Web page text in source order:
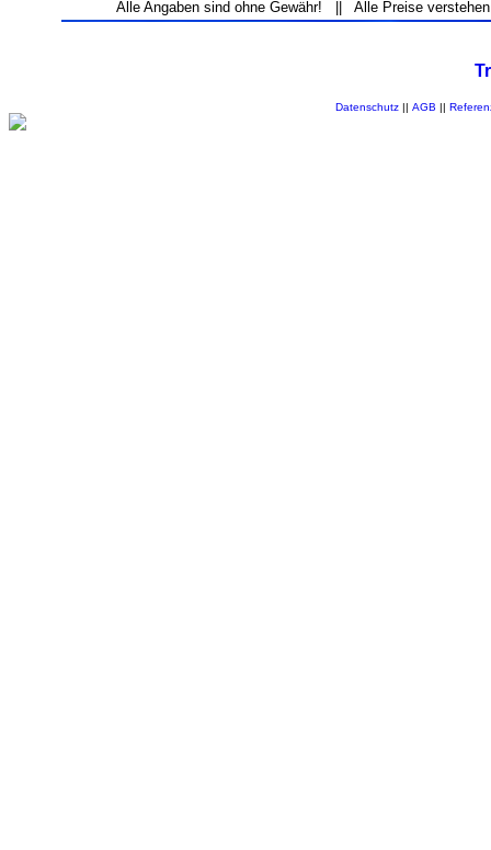
Alle Angaben sind ohne Gewähr! || Alle Preise
Datenschutz|| AGB ||